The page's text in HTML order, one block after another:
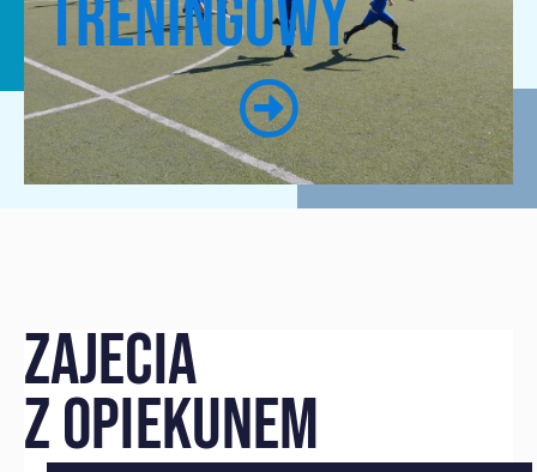
TRENINGOWY
ZAJECIA
Z OPIEKUNEM